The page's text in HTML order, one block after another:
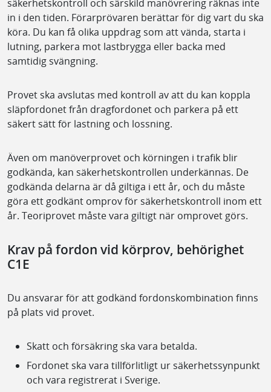
säkerhetskontroll och särskild manövrering räknas inte
in i den tiden. Förarprövaren berättar för dig vart du ska
köra. Du kan få olika uppdrag som att vända, starta i
lutning, parkera mot lastbrygga eller backa med
samtidig svängning.
Provet ska avslutas med kontroll av att du kan koppla
släpfordonet från dragfordonet och parkera på ett
säkert sätt för lastning och lossning.
Även om manöverprovet och körningen i trafik blir
godkända, kan säkerhetskontrollen underkännas. De
godkända delarna är då giltiga i ett år, och du måste
göra ett godkänt omprov för säkerhetskontroll inom ett
år. Teoriprovet måste vara giltigt när omprovet görs.
Krav på fordon vid körprov, behörighet
C1E
Du ansvarar för att godkänd fordonskombination finns
på plats vid provet.
Skatt och försäkring ska vara betalda.
Fordonet ska vara tillförlitligt ur säkerhetssynpunkt
och vara registrerat i Sverige.